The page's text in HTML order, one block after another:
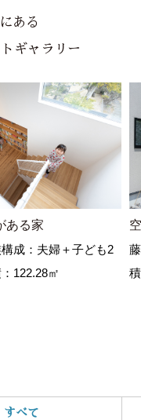
ある
ギャラリー
ある家
成：夫婦＋子ども2
122.28㎡
すべて